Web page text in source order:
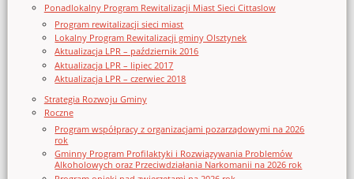
Ponadlokalny Program Rewitalizacji Miast Sieci Cittaslow
Program rewitalizacji sieci miast
Lokalny Program Rewitalizacji gminy Olsztynek
Aktualizacja LPR – październik 2016
Aktualizacja LPR – lipiec 2017
Aktualizacja LPR – czerwiec 2018
Strategia Rozwoju Gminy
Roczne
Program współpracy z organizacjami pozarządowymi na 2026
rok
Gminny Program Profilaktyki i Rozwiązywania Problemów
Alkoholowych oraz Przeciwdziałania Narkomanii na 2026 rok